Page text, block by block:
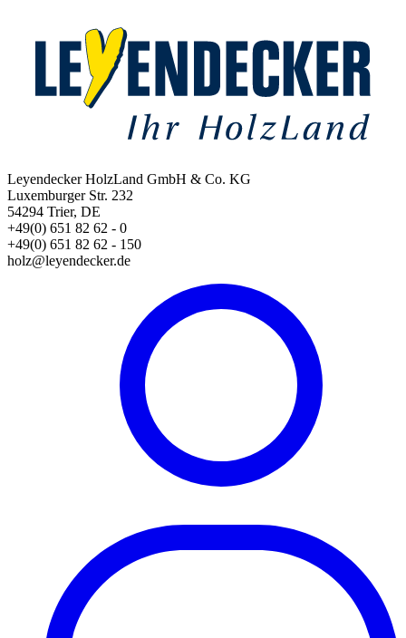
Leyendecker HolzLand GmbH & Co. KG
Luxemburger Str. 232
54294 Trier, DE
+49(0) 651 82 62 - 0
+49(0) 651 82 62 - 150
holz@leyendecker.de